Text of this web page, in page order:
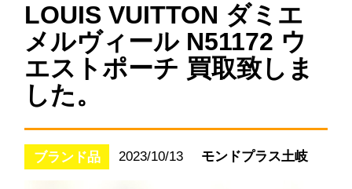
LOUIS VUITTON ダミエ
メルヴィール N51172 ウ
エストポーチ 買取致しま
した。
ブランド品 2023/10/13 モンドプラス土岐